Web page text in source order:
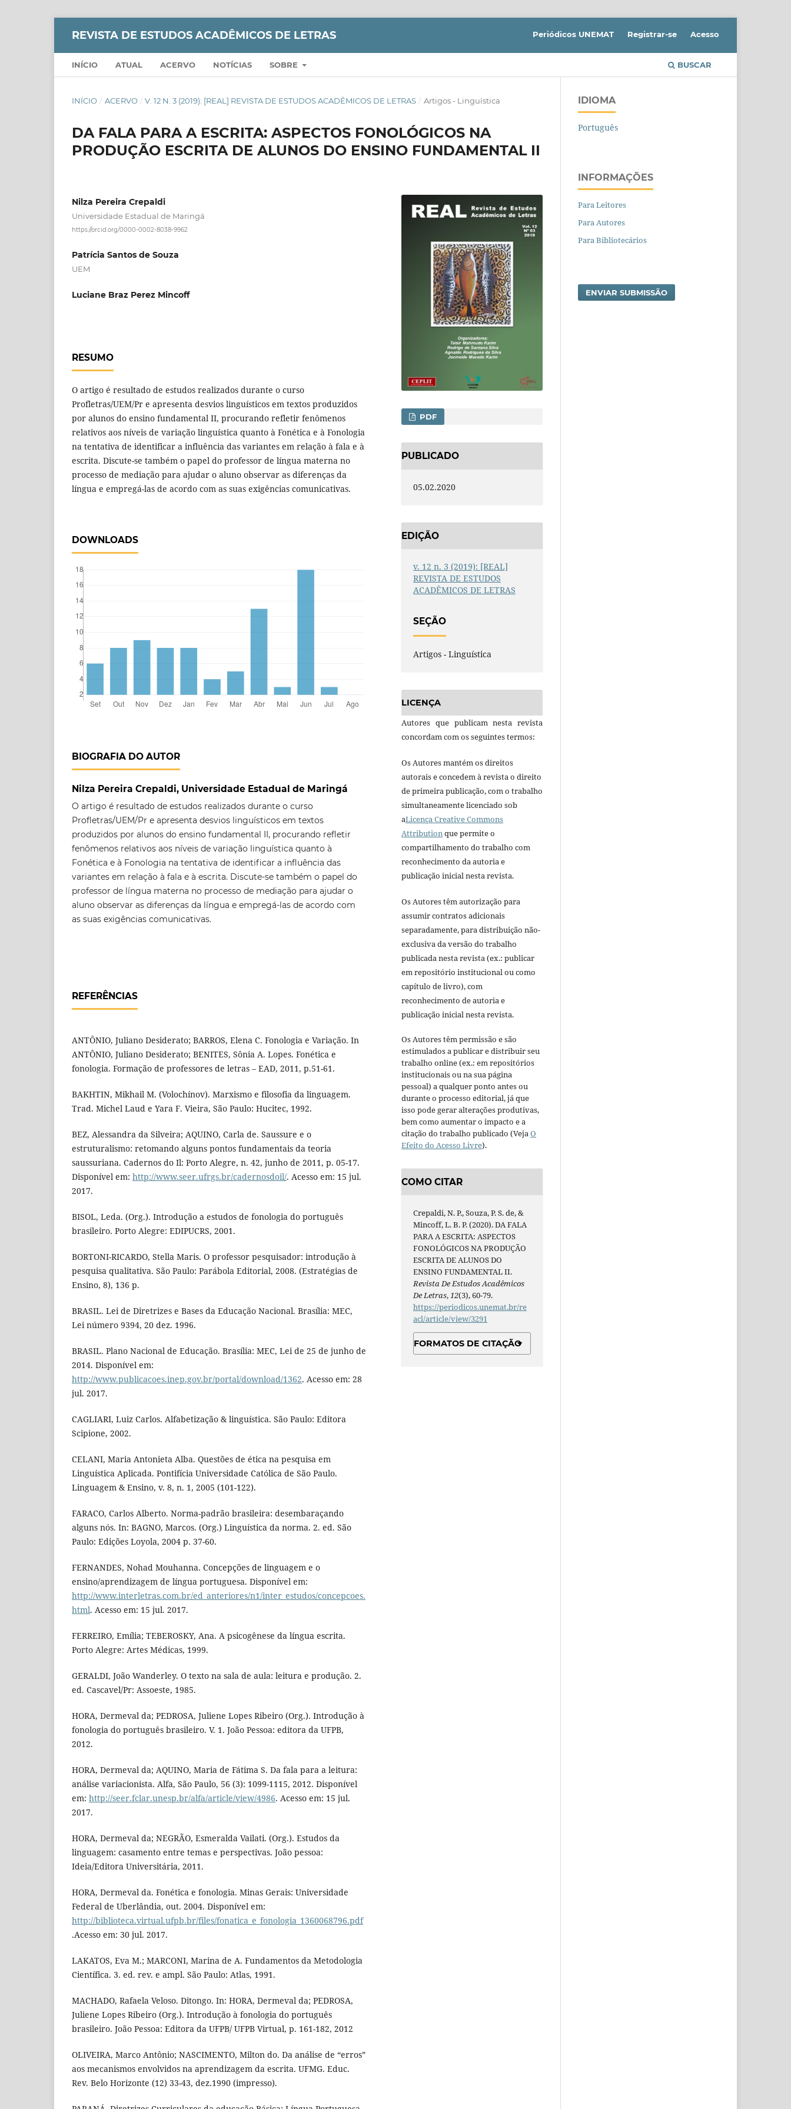
REVISTA DE ESTUDOS ACADÊMICOS DE LETRAS
INÍCIO ATUAL ACERVO NOTÍCIAS SOBRE BUSCAR
Periódicos UNEMAT Registrar-se Acesso
INÍCIO / ACERVO / V. 12 N. 3 (2019): [REAL] REVISTA DE ESTUDOS ACADÊMICOS DE LETRAS / Artigos - Linguística
DA FALA PARA A ESCRITA: ASPECTOS FONOLÓGICOS NA
PRODUÇÃO ESCRITA DE ALUNOS DO ENSINO FUNDAMENTAL II
Nilza Pereira Crepaldi
Universidade Estadual de Maringá
https://orcid.org/0000-0002-8038-9962
Patrícia Santos de Souza
UEM
Luciane Braz Perez Mincoff
RESUMO
O artigo é resultado de estudos realizados durante o curso
Profletras/UEM/Pr e apresenta desvios linguísticos em textos produzidos
por alunos do ensino fundamental II, procurando refletir fenômenos
relativos aos níveis de variação linguística quanto à Fonética e à Fonologia
na tentativa de identificar a influência das variantes em relação à fala e à
escrita. Discute-se também o papel do professor de língua materna no
processo de mediação para ajudar o aluno observar as diferenças da
língua e empregá-las de acordo com as suas exigências comunicativas.
DOWNLOADS
BIOGRAFIA DO AUTOR
Nilza Pereira Crepaldi, Universidade Estadual de Maringá
O artigo é resultado de estudos realizados durante o curso
Profletras/UEM/Pr e apresenta desvios linguísticos em textos
produzidos por alunos do ensino fundamental II, procurando refletir
fenômenos relativos aos níveis de variação linguística quanto à
Fonética e à Fonologia na tentativa de identificar a influência das
variantes em relação à fala e à escrita. Discute-se também o papel do
professor de língua materna no processo de mediação para ajudar o
aluno observar as diferenças da língua e empregá-las de acordo com
as suas exigências comunicativas.
REFERÊNCIAS
ANTÔNIO, Juliano Desiderato; BARROS, Elena C. Fonologia e Variação. In
ANTÔNIO, Juliano Desiderato; BENITES, Sônia A. Lopes. Fonética e
fonologia. Formação de professores de letras – EAD, 2011, p.51-61.
BAKHTIN, Mikhail M. (Volochínov). Marxismo e filosofia da linguagem.
Trad. Michel Laud e Yara F. Vieira, São Paulo: Hucitec, 1992.
BEZ, Alessandra da Silveira; AQUINO, Carla de. Saussure e o
estruturalismo: retomando alguns pontos fundamentais da teoria
saussuriana. Cadernos do Il: Porto Alegre, n. 42, junho de 2011, p. 05-17.
Disponível em: http://www.seer.ufrgs.br/cadernosdoil/. Acesso em: 15 jul.
2017.
BISOL, Leda. (Org.). Introdução a estudos de fonologia do português
brasileiro. Porto Alegre: EDIPUCRS, 2001.
BORTONI-RICARDO, Stella Maris. O professor pesquisador: introdução à
pesquisa qualitativa. São Paulo: Parábola Editorial, 2008. (Estratégias de
Ensino, 8), 136 p.
BRASIL. Lei de Diretrizes e Bases da Educação Nacional. Brasília: MEC,
Lei número 9394, 20 dez. 1996.
BRASIL. Plano Nacional de Educação. Brasília: MEC, Lei de 25 de junho de
2014. Disponível em:
http://www.publicacoes.inep.gov.br/portal/download/1362. Acesso em: 28
jul. 2017.
CAGLIARI, Luiz Carlos. Alfabetização & linguística. São Paulo: Editora
Scipione, 2002.
CELANI, Maria Antonieta Alba. Questões de ética na pesquisa em
Linguística Aplicada. Pontifícia Universidade Católica de São Paulo.
Linguagem & Ensino, v. 8, n. 1, 2005 (101-122).
FARACO, Carlos Alberto. Norma-padrão brasileira: desembaraçando
alguns nós. In: BAGNO, Marcos. (Org.) Linguística da norma. 2. ed. São
Paulo: Edições Loyola, 2004 p. 37-60.
FERNANDES, Nohad Mouhanna. Concepções de linguagem e o
ensino/aprendizagem de língua portuguesa. Disponível em:
http://www.interletras.com.br/ed_anteriores/n1/inter_estudos/concepcoes.
html. Acesso em: 15 jul. 2017.
FERREIRO, Emília; TEBEROSKY, Ana. A psicogênese da língua escrita.
Porto Alegre: Artes Médicas, 1999.
GERALDI, João Wanderley. O texto na sala de aula: leitura e produção. 2.
ed. Cascavel/Pr: Assoeste, 1985.
HORA, Dermeval da; PEDROSA, Juliene Lopes Ribeiro (Org.). Introdução à
fonologia do português brasileiro. V. 1. João Pessoa: editora da UFPB,
2012.
HORA, Dermeval da; AQUINO, Maria de Fátima S. Da fala para a leitura:
análise variacionista. Alfa, São Paulo, 56 (3): 1099-1115, 2012. Disponível
em: http://seer.fclar.unesp.br/alfa/article/view/4986. Acesso em: 15 jul.
2017.
HORA, Dermeval da; NEGRÃO, Esmeralda Vailati. (Org.). Estudos da
linguagem: casamento entre temas e perspectivas. João pessoa:
Ideia/Editora Universitária, 2011.
HORA, Dermeval da. Fonética e fonologia. Minas Gerais: Universidade
Federal de Uberlândia, out. 2004. Disponível em:
http://biblioteca.virtual.ufpb.br/files/fonatica_e_fonologia_1360068796.pdf
.Acesso em: 30 jul. 2017.
LAKATOS, Eva M.; MARCONI, Marina de A. Fundamentos da Metodologia
Científica. 3. ed. rev. e ampl. São Paulo: Atlas, 1991.
MACHADO, Rafaela Veloso. Ditongo. In: HORA, Dermeval da; PEDROSA,
Juliene Lopes Ribeiro (Org.). Introdução à fonologia do português
brasileiro. João Pessoa: Editora da UFPB/ UFPB Virtual, p. 161-182, 2012
OLIVEIRA, Marco Antônio; NASCIMENTO, Milton do. Da análise de “erros”
aos mecanismos envolvidos na aprendizagem da escrita. UFMG. Educ.
Rev. Belo Horizonte (12) 33-43, dez.1990 (impresso).
PDF
PUBLICADO
05.02.2020
EDIÇÃO
v. 12 n. 3 (2019): [REAL]
REVISTA DE ESTUDOS
ACADÊMICOS DE LETRAS
SEÇÃO
Artigos - Linguística
LICENÇA
Autores que publicam nesta revista
concordam com os seguintes termos:
Os Autores mantém os direitos
autorais e concedem à revista o direito
de primeira publicação, com o trabalho
simultaneamente licenciado sob
aLicença Creative Commons
Attributionque permite o
compartilhamento do trabalho com
reconhecimento da autoria e
publicação inicial nesta revista.
Os Autores têm autorização para
assumir contratos adicionais
separadamente, para distribuição não-
exclusiva da versão do trabalho
publicada nesta revista (ex.: publicar
em repositório institucional ou como
capítulo de livro), com
reconhecimento de autoria e
publicação inicial nesta revista.
Os Autores têm permissão e são
estimulados a publicar e distribuir seu
trabalho online (ex.: em repositórios
institucionais ou na sua página
pessoal) a qualquer ponto antes ou
durante o processo editorial, já que
isso pode gerar alterações produtivas,
bem como aumentar o impacto e a
citação do trabalho publicado (VejaO
Efeito do Acesso Livre).
COMO CITAR
Crepaldi, N. P., Souza, P. S. de, &
Mincoff, L. B. P. (2020). DA FALA
PARA A ESCRITA: ASPECTOS
FONOLÓGICOS NA PRODUÇÃO
ESCRITA DE ALUNOS DO
ENSINO FUNDAMENTAL II.
Revista De Estudos Acadêmicos
De Letras,12(3), 60-79.
https://periodicos.unemat.br/re
acl/article/view/3291
FORMATOS DE CITAÇÃO
IDIOMA
Português
INFORMAÇÕES
Para Leitores
Para Autores
Para Bibliotecários
ENVIAR SUBMISSÃO